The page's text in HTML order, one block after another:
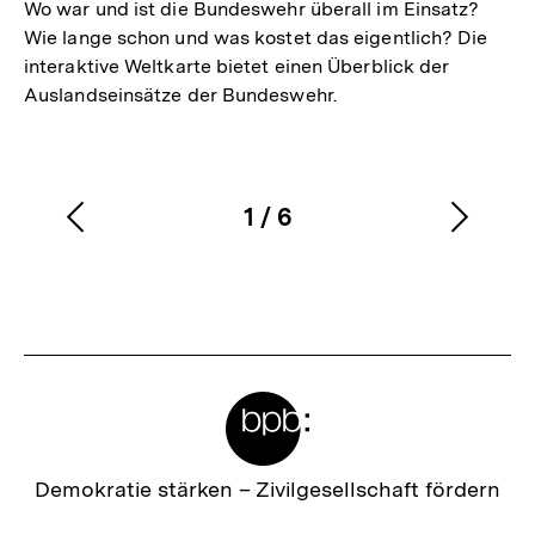
Wo war und ist die Bundeswehr überall im Einsatz?
Wie lange schon und was kostet das eigentlich? Die
interaktive Weltkarte bietet einen Überblick der
Auslandseinsätze der Bundeswehr.
Karussellinhalt
1
von
/ 6
Vorherigen
Zur
Demokratie stärken – Zivilgesellschaft fördern